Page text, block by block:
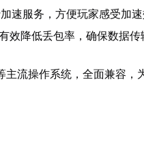
速服务，方便玩家感受加
效降低丢包率，确保数据传
流操作系统，全面兼容，